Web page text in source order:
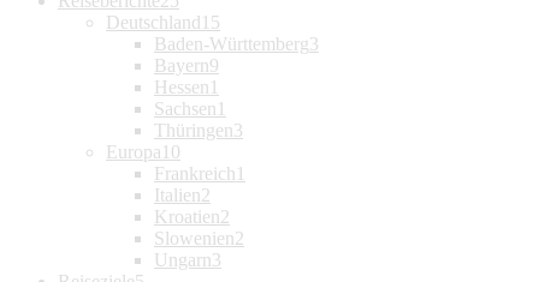
Deutschland 15
Baden-Württemberg3
Bayern9
Hessen 1
Sachsen 1
Thüringen3
Europa 10
Frankreich 1
Italien2
Kroatien2
Slowenien2
Ungarn3